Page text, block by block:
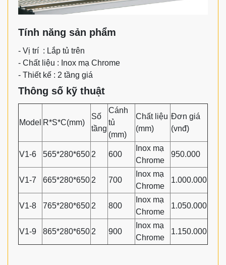
Tính năng sản phẩm
- Vị trí : Lắp tủ trên
- Chất liệu : Inox mạ Chrome
- Thiết kế : 2 tầng giá
Thông số kỹ thuật
Model R*S*C(mm)
Số
tầng
Cánh
tủ
(mm)
Chất liệu
(mm)
Đơn giá
(vnđ)
V1-6 565*280*650 2 600
Inox mạ
Chrome
950.000
V1-7 665*280*650 2 700
Inox mạ
Chrome
1.000.000
V1-8 765*280*650 2 800
Inox mạ
Chrome
1.050.000
V1-9 865*280*650 2 900
Inox mạ
Chrome
1.150.000